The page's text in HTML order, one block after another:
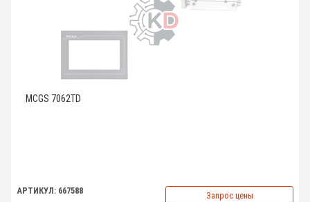
MCGS 7062TD
АРТИКУЛ: 667588 Запрос цены